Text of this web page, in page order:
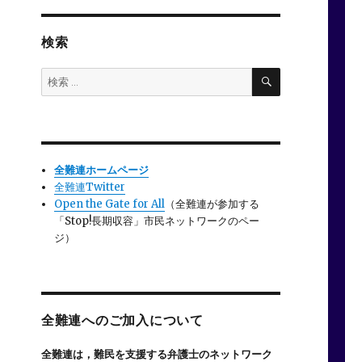
検索
検
索:
検
全難連ホームページ
全難連Twitter
Open the Gate for All （全難連が参加する
「Stop!長期収容」市民ネットワークのペー
ジ）
全難連へのご加入について
全難連は，難民を支援する弁護士のネットワーク